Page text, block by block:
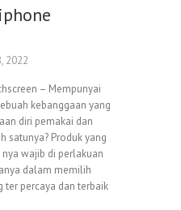
2022
– Mempunyai
kebanggaan yang
diri pemakai dan
satunya? Produk yang
wajib di perlakuan
dalam memilih
ter percaya dan terbaik